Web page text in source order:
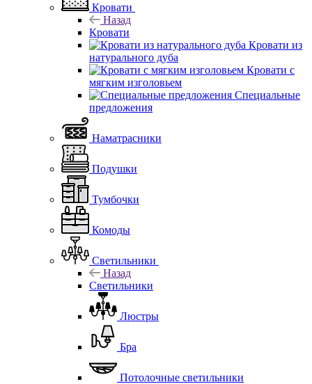
Кровати
Назад
Кровати
Кровати из
натурального дуба
Кровати с
мягким изголовьем
Специальные
предложения
Наматрасники
Подушки
Тумбочки
Комоды
Светильники
Назад
Светильники
Люстры
Бра
Потолочные светильники